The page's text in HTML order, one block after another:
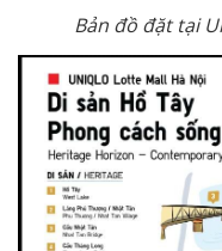
Bản đồ đặt tại